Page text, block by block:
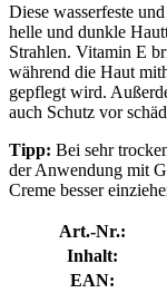
Diese wasserfeste
helle und dunkle
Strahlen. Vitamin E
während die Haut
gepflegt wird.
auch Schutz vor
Tipp: Bei sehr
der Anwendung mit
Creme besser
Art.-Nr.:
Inhalt:
EAN: